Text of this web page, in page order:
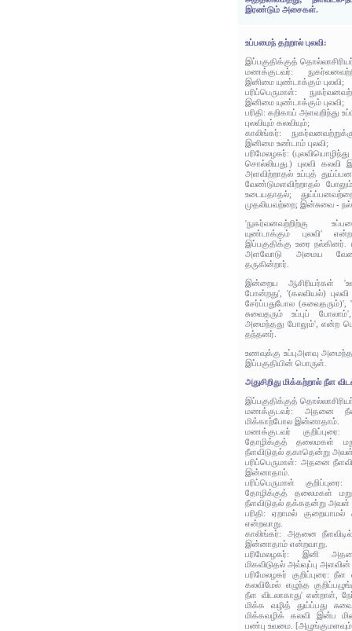
இரண்டும் அசைகள்.
உப்பமைந் தற்றால் புலவி:
இப்பகுதிக்குத்
மணக்குடவர்:
இனிமை யுண்டாக்கும் புலவி;
பரிப்பெருமாள்:
இனிமை யுண்டாக்கும் புலவி;
பரிதி: கறிகாய் அளவறிந்து
புலவியும் கலவியும்;
காலிங்கர்:
இனிமை உண்டாம் புலவி;
பரிமேலழகர்:
சொல்லியது.) புலவி
அளவிற்றாதல் உப்புத்
வேண்டுமளவிற்றாதல்
உடையதாதல்;
முதலியவற்றை; இன்சுவை -
'நுகர்வனவற்றிற்கு
யுண்டாக்கும் புலவி'
இப்பகுதிக்கு உரை நல்கினர்.
அளவோடு அமைய
தருகின்றார்.
இன்றைய ஆசிரியர்கள்
போன்றது', '(கலவியல்)
சேர்ப்பதுபோல
சுவைதரும் உப்புப்
அமைந்தது போலும்', என்ற
தந்தனர்.
உணவுக்கு உப்புஅளவு
இப்பகுதியின் பொருள்.
அதுசிறிது மிக்கற்றால் நீள
இப்பகுதிக்குத்
மணக்குடவர்: அதனை
மிக்காற்போல இன்னாதாம்.
மணக்குடவர்
தோழிக்குத் தலைமகள்
நீளவிடுதல் தகாதென்று அவள்
பரிப்பெருமாள்: அதனை
இன்னாதாம்.
பரிப்பெருமாள்
தோழிக்குத் தலைமகள்
நீளவிடுதல் தக்கதன்று அவள்
பரிதி: ஏறாமல்
என்றவாறு.
காலிங்கர்: அதனை
இன்னாதாம் என்றவாறு.
பரிமேலழகர்: இனி
மிகவிடுதல் அவ்வுப்பு
பரிமேலழகர் குறிப்புரை:
கலவிமேல் எழுந்த
நீள விடலாகாது' என்றாள்,
மிக்க வழித் துய்ப்பது
மிக்கவழிக் கலவி இன்ப
பண்பு உவமை.